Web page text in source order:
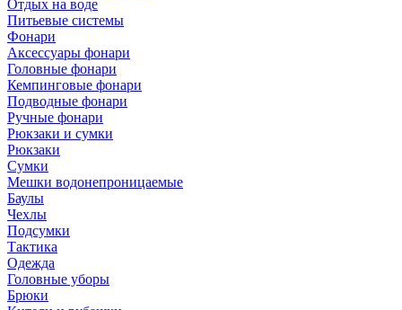
Отдых на воде
Питьевые системы
Фонари
Аксессуары фонари
Головные фонари
Кемпинговые фонари
Подводные фонари
Ручные фонари
Рюкзаки и сумки
Рюкзаки
Сумки
Мешки водонепроницаемые
Баулы
Чехлы
Подсумки
Тактика
Одежда
Головные уборы
Брюки